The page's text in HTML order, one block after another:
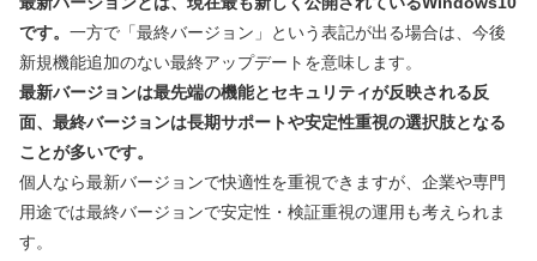
です。 一方で「最終バージョン」という表記が出る場合は、今後
新規機能追加のない最終アップデートを意味します。
最新バージョンは最先端の機能とセキュリティが反映される反
面、最終バージョンは長期サポートや安定性重視の選択肢となる
ことが多いです。
個人なら最新バージョンで快適性を重視できますが、企業や専門
用途では最終バージョンで安定性・検証重視の運用も考えられま
す。